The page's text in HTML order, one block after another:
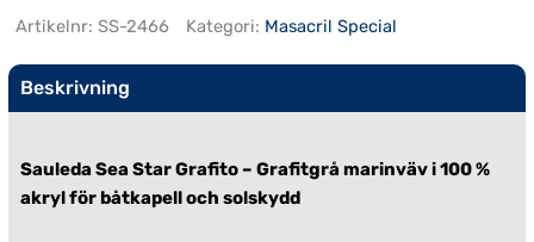
Artikelnr: SS-2466 Kategori: Masacril Special
Beskrivning
Sauleda Sea Star Grafito – Grafitgrå marinväv i 100 %
akryl för båtkapell och solskydd